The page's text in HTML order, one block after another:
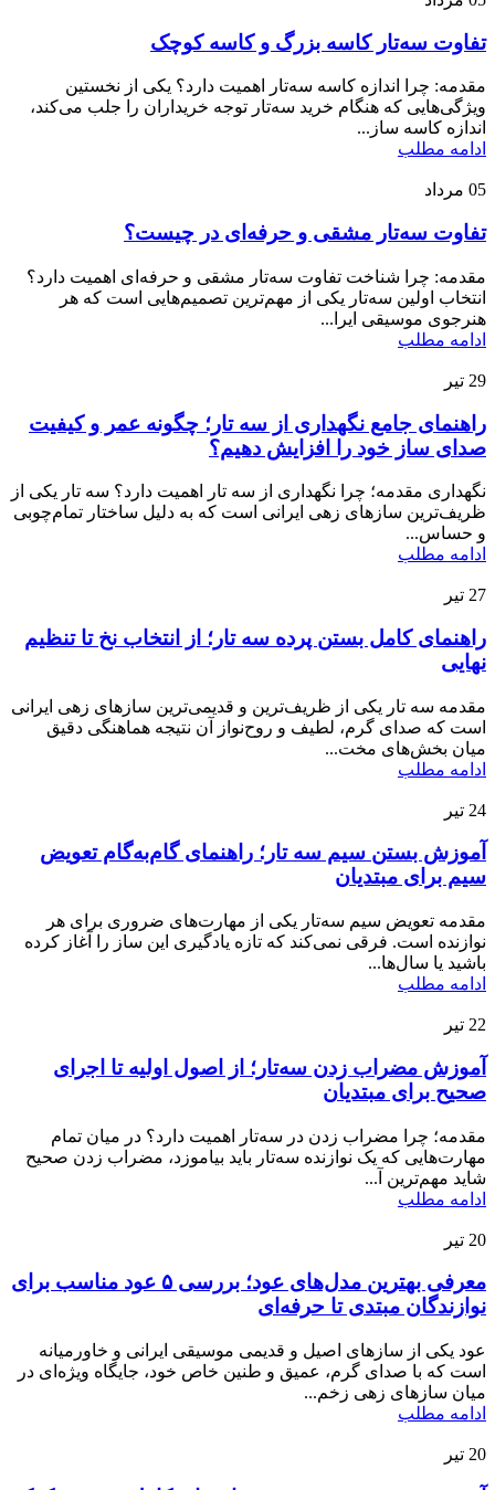
تفاوت سه‌تار کاسه بزرگ و کاسه کوچک
مقدمه: چرا اندازه کاسه سه‌تار اهمیت دارد؟ یکی از نخستین
ویژگی‌هایی که هنگام خرید سه‌تار توجه خریداران را جلب می‌کند،
اندازه کاسه ساز...
ادامه مطلب
05 مرداد
تفاوت سه‌تار مشقی و حرفه‌ای در چیست؟
مقدمه: چرا شناخت تفاوت سه‌تار مشقی و حرفه‌ای اهمیت دارد؟
انتخاب اولین سه‌تار یکی از مهم‌ترین تصمیم‌هایی است که هر
هنرجوی موسیقی ایرا...
ادامه مطلب
29 تیر
راهنمای جامع نگهداری از سه تار؛ چگونه عمر و کیفیت
صدای ساز خود را افزایش دهیم؟
نگهداری مقدمه؛ چرا نگهداری از سه تار اهمیت دارد؟ سه تار یکی از
ظریف‌ترین سازهای زهی ایرانی است که به دلیل ساختار تمام‌چوبی
و حساس...
ادامه مطلب
27 تیر
راهنمای کامل بستن پرده سه تار؛ از انتخاب نخ تا تنظیم
نهایی
مقدمه سه تار یکی از ظریف‌ترین و قدیمی‌ترین سازهای زهی ایرانی
است که صدای گرم، لطیف و روح‌نواز آن نتیجه هماهنگی دقیق
میان بخش‌های مخت...
ادامه مطلب
24 تیر
آموزش بستن سیم سه تار؛ راهنمای گام‌به‌گام تعویض
سیم برای مبتدیان
مقدمه تعویض سیم سه‌تار یکی از مهارت‌های ضروری برای هر
نوازنده است. فرقی نمی‌کند که تازه یادگیری این ساز را آغاز کرده
باشید یا سال‌ها...
ادامه مطلب
22 تیر
آموزش مضراب زدن سه‌تار؛ از اصول اولیه تا اجرای
صحیح برای مبتدیان
مقدمه؛ چرا مضراب زدن در سه‌تار اهمیت دارد؟ در میان تمام
مهارت‌هایی که یک نوازنده سه‌تار باید بیاموزد، مضراب زدن صحیح
شاید مهم‌ترین آ...
ادامه مطلب
20 تیر
معرفی بهترین مدل‌های عود؛ بررسی ۵ عود مناسب برای
نوازندگان مبتدی تا حرفه‌ای
عود یکی از سازهای اصیل و قدیمی موسیقی ایرانی و خاورمیانه
است که با صدای گرم، عمیق و طنین خاص خود، جایگاه ویژه‌ای در
میان سازهای زهی زخم...
ادامه مطلب
20 تیر